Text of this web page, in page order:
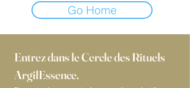
Go Home
Entrez dans le Cercle des Rituels
ArgilEssence.